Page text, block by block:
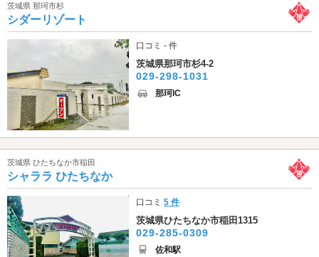
茨城県 那珂市杉
シダーリゾート
口コミ - 件
茨城県那珂市杉4-2
029-298-1031
那珂IC
茨城県 ひたちなか市稲田
シャララ ひたちなか
口コミ5 件
茨城県ひたちなか市稲田1315
029-285-0309
佐和駅